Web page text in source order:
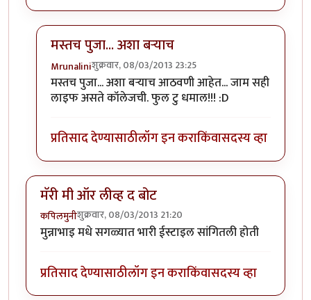
मस्तच पुजा... अशा बर्‍याच
Mrunaliniशुक्रवार, 08/03/2013 23:25
In reply toमज्जा आली ....byजेनी...
मस्तच पुजा... अशा बर्‍याच आठवणी आहेत... जाम सही
लाइफ असते कॉलेजची. फुल टु धमाल!!! :D
प्रतिसाद देण्यासाठीलॉग इन कराकिंवासदस्य व्हा
मॅरी मी ऑर लीव्ह द बोट
कपिलमुनीशुक्रवार, 08/03/2013 21:20
मुन्नाभाइ मधे सगळ्यात भारी ईस्टाइल सांगितली होती
प्रतिसाद देण्यासाठीलॉग इन कराकिंवासदस्य व्हा